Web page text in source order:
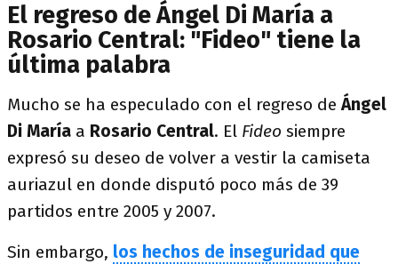
El regreso de Ángel Di María a
Rosario Central: "Fideo" tiene la
última palabra
Mucho se ha especulado con el regreso de Ángel
Di María a Rosario Central. El Fideo siempre
expresó su deseo de volver a vestir la camiseta
auriazul en donde disputó poco más de 39
partidos entre 2005 y 2007.
Sin embargo, los hechos de inseguridad que